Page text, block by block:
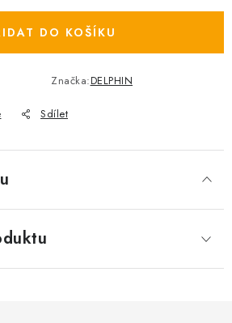
DO KOŠÍKU
Značka:DELPHIN
Sdílet